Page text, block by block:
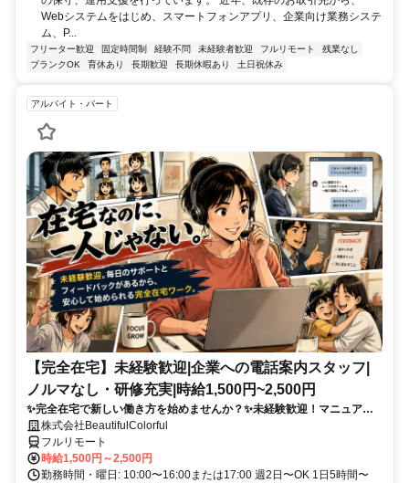
Webシステムをはじめ、スマートフォンアプリ、企業向け業務システ
ム、P...
フリーター歓迎 固定時間制 経験不問 未経験者歓迎 フルリモート
残業なし
ブランクOK
育休あり 長期歓迎 長期休暇あり 土日祝休み
アルバイト・パート
【完全在宅】未経験歓迎|企業への電話案内スタッフ|
ノルマなし・研修充実|時給1,500円~2,500円
✨完全在宅で新しい働き方を始めませんか？✨未経験歓迎！マニュアル
完備＆管理者がしっかりサポートするので、安心してスタートできま
す。ノルマなし・週2日～OK・時給1,500円スタート！家庭と両立しな
がら、コミュニケーション力も身につく環境で一緒に働きませんか？
株式会社BeautifulColorful
フルリモート
時給1,500円～2,500円
勤務時間・曜日: 10:00〜16:00または17:00 週2日〜OK 1日5時間〜